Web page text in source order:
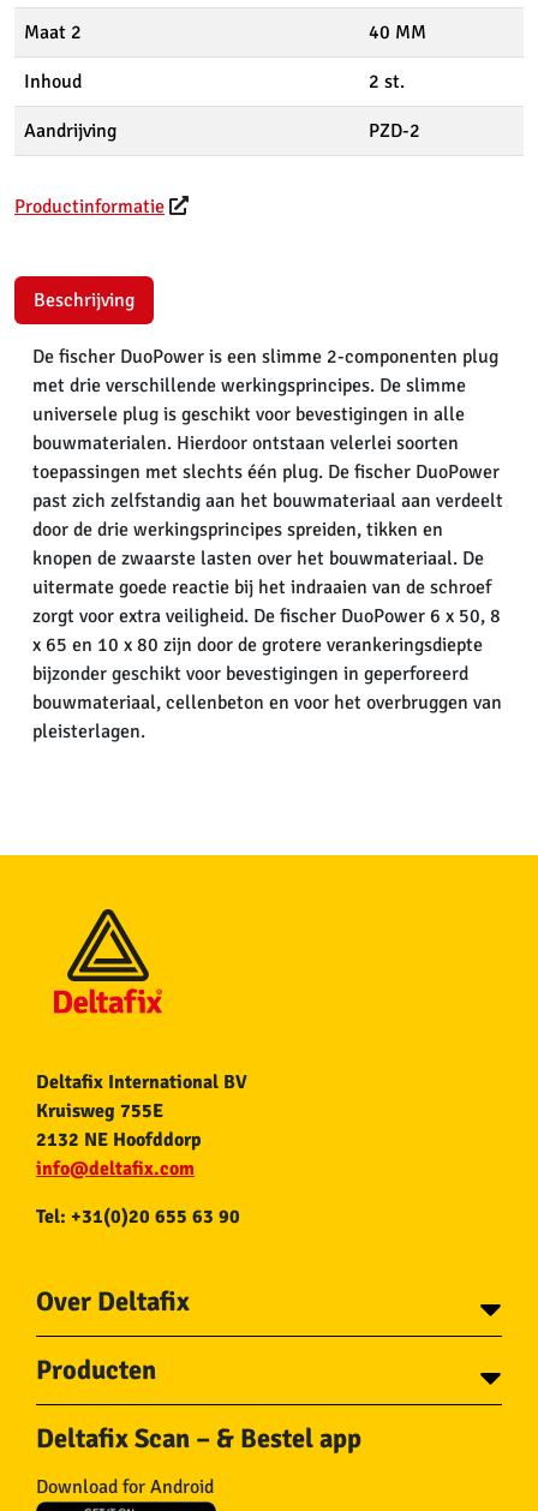
Maat 2 40 MM
Inhoud 2 st.
Aandrijving PZD-2
Productinformatie
Beschrijving
De fischer DuoPower is een slimme 2-componenten plug
met drie verschillende werkingsprincipes. De slimme
universele plug is geschikt voor bevestigingen in alle
bouwmaterialen. Hierdoor ontstaan velerlei soorten
toepassingen met slechts één plug. De fischer DuoPower
past zich zelfstandig aan het bouwmateriaal aan verdeelt
door de drie werkingsprincipes spreiden, tikken en
knopen de zwaarste lasten over het bouwmateriaal. De
uitermate goede reactie bij het indraaien van de schroef
zorgt voor extra veiligheid. De fischer DuoPower 6 x 50, 8
x 65 en 10 x 80 zijn door de grotere verankeringsdiepte
bijzonder geschikt voor bevestigingen in geperforeerd
bouwmateriaal, cellenbeton en voor het overbruggen van
pleisterlagen.
Deltafix International BV
Kruisweg 755E
2132 NE Hoofddorp
info@deltafix.com
Tel: +31(0)20 655 63 90
Over Deltafix
Voor gemeentes
Over Deltafix
Producten
Schroeven
Bouten
Draadnagels
Ketting en Toebehoren
Deltafix Scan – & Bestel app
Download for Android